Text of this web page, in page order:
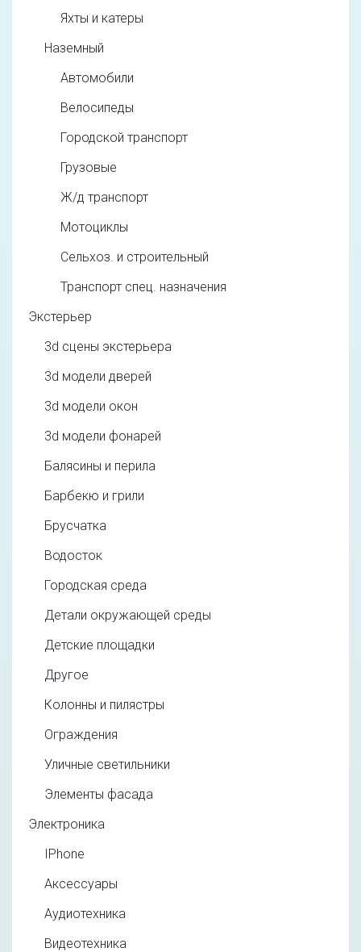
Яхты и катеры
Наземный
Автомобили
Велосипеды
Городской транспорт
Грузовые
Ж/д транспорт
Мотоциклы
Сельхоз. и строительный
Транспорт спец. назначения
Экстерьер
3d cцены экстерьера
3d модели дверей
3d модели окон
3d модели фонарей
Балясины и перила
Барбекю и грили
Брусчатка
Водосток
Городская среда
Детали окружающей среды
Детские площадки
Другое
Колонны и пилястры
Ограждения
Уличные светильники
Элементы фасада
Электроника
IPhone
Аксессуары
Аудиотехника
Видеотехника